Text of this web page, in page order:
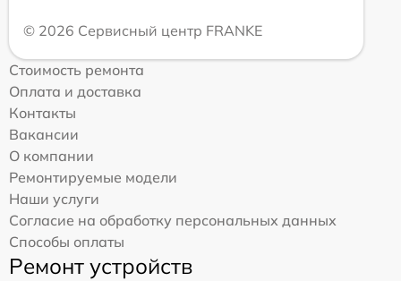
© 2026 Сервисный центр FRANKE
Стоимость ремонта
Оплата и доставка
Контакты
Вакансии
О компании
Ремонтируемые модели
Наши услуги
Согласие на обработку персональных данных
Способы оплаты
Ремонт устройств